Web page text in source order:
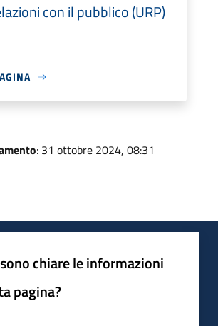
con il pubblico (URP)
: 31 ottobre 2024, 08:31
chiare le informazioni
pagina?